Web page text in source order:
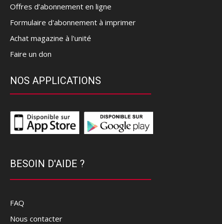
Offres d’abonnement en ligne
Formulaire d'abonnement à imprimer
Achat magazine à l'unité
Faire un don
NOS APPLICATIONS
BESOIN D'AIDE ?
FAQ
Nous contacter